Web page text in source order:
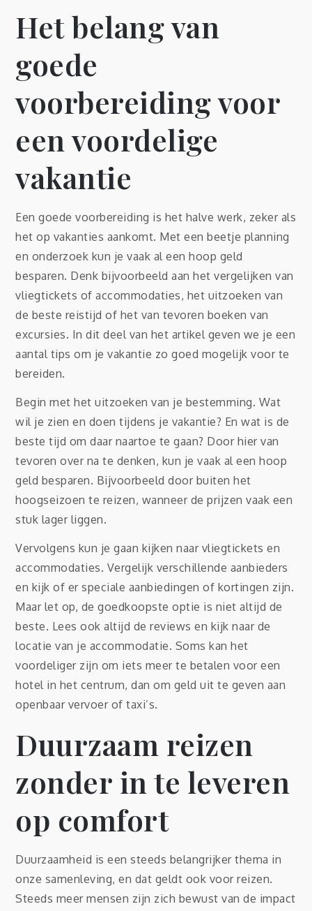
Het belang van
goede
voorbereiding voor
een voordelige
vakantie
Een goede voorbereiding is het halve werk, zeker als
het op vakanties aankomt. Met een beetje planning
en onderzoek kun je vaak al een hoop geld
besparen. Denk bijvoorbeeld aan het vergelijken van
vliegtickets of accommodaties, het uitzoeken van
de beste reistijd of het van tevoren boeken van
excursies. In dit deel van het artikel geven we je een
aantal tips om je vakantie zo goed mogelijk voor te
bereiden.
Begin met het uitzoeken van je bestemming. Wat
wil je zien en doen tijdens je vakantie? En wat is de
beste tijd om daar naartoe te gaan? Door hier van
tevoren over na te denken, kun je vaak al een hoop
geld besparen. Bijvoorbeeld door buiten het
hoogseizoen te reizen, wanneer de prijzen vaak een
stuk lager liggen.
Vervolgens kun je gaan kijken naar vliegtickets en
accommodaties. Vergelijk verschillende aanbieders
en kijk of er speciale aanbiedingen of kortingen zijn.
Maar let op, de goedkoopste optie is niet altijd de
beste. Lees ook altijd de reviews en kijk naar de
locatie van je accommodatie. Soms kan het
voordeliger zijn om iets meer te betalen voor een
hotel in het centrum, dan om geld uit te geven aan
openbaar vervoer of taxi’s.
Duurzaam reizen
zonder in te leveren
op comfort
Duurzaamheid is een steeds belangrijker thema in
onze samenleving, en dat geldt ook voor reizen.
Steeds meer mensen zijn zich bewust van de impact